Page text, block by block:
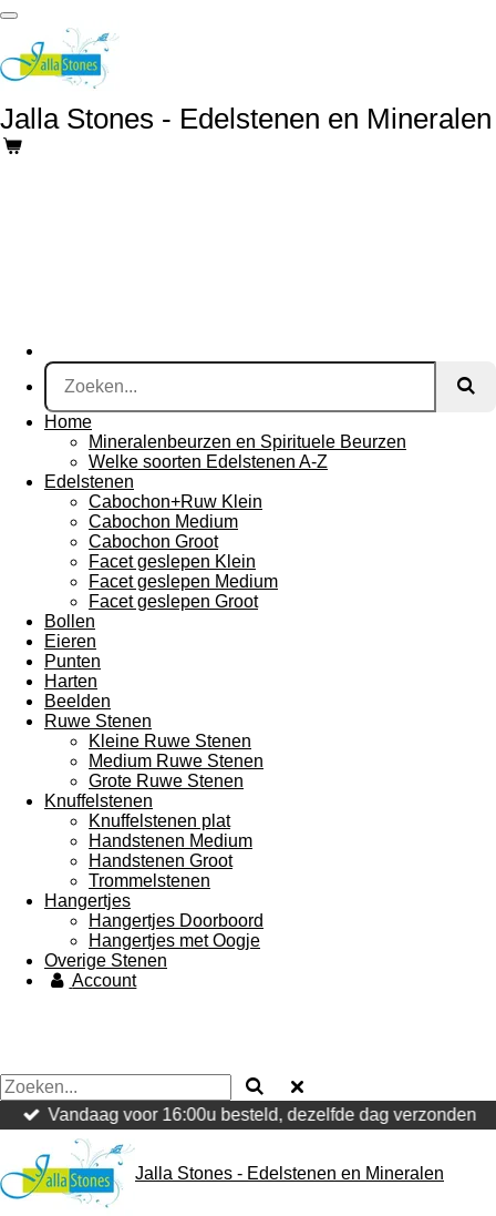
Ga
direct
naar
de
Jalla Stones - Edelstenen en Mineralen
Home
Mineralenbeurzen en Spirituele Beurzen
Welke soorten Edelstenen A-Z
Edelstenen
Cabochon+Ruw Klein
Cabochon Medium
Cabochon Groot
Facet geslepen Klein
Facet geslepen Medium
Facet geslepen Groot
Bollen
Eieren
Punten
Harten
Beelden
Ruwe Stenen
Kleine Ruwe Stenen
Medium Ruwe Stenen
Grote Ruwe Stenen
Knuffelstenen
Knuffelstenen plat
Handstenen Medium
Handstenen Groot
Trommelstenen
Hangertjes
Hangertjes Doorboord
Hangertjes met Oogje
Overige Stenen
Account
Vandaag voor 16:00u besteld, dezelfde dag verzonden
Jalla Stones - Edelstenen en Mineralen